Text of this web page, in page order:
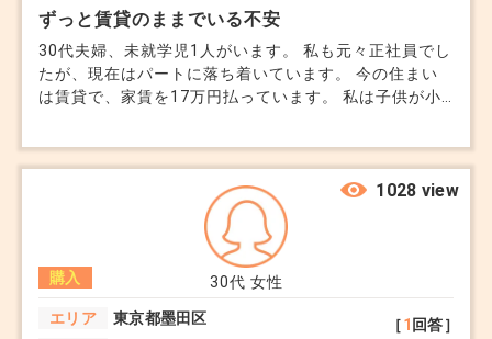
すか？ また、もし問題があるとしたらどんな可能性が
あると思いますか？ご意見ください
ずっと賃貸のままでいる不安
30代夫婦、未就学児1人がいます。 私も元々正社員でし
たが、現在はパートに落ち着いています。 今の住まい
は賃貸で、家賃を17万円払っています。 私は子供が小
す。 理由は、単純に高すぎるということと、毎月の支
払い金額が変わらない条件で探すと今の物件より住宅の
生活レベルが下がる、ということでした。 このままず
っと賃貸暮らしなのが納得できず、度々夫と揉めていま
す。 世帯収入は750万円程、頭金は200万円程度なら入
れられます。 私は早めに購入した方が後々良いと思う
のですが...今は買い時ではないのでしょうか？
30代 女性
購入
エリア
東京都墨田区
［1 回答］
1028 view